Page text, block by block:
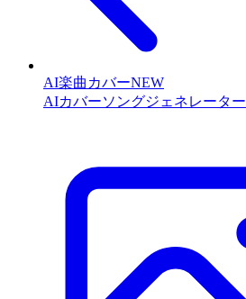
AI楽曲カバーNEW
AIカバーソングジェネレーター